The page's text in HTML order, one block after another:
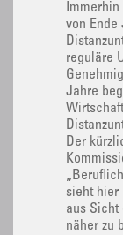
von Ende
reguläre
Jahre
Der
sieht hier
aus Sicht
näher zu